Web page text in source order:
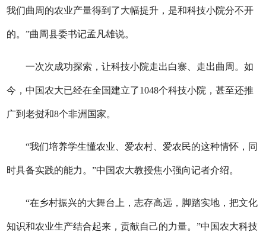
我们曲周的农业产量得到了大幅提升，是和科技小院分不开
的。”曲周县委书记孟凡雄说。
一次次成功探索，让科技小院走出白寨、走出曲周。如
今，中国农大已经在全国建立了1048个科技小院，甚至还推
广到老挝和8个非洲国家。
“我们培养学生懂农业、爱农村、爱农民的这种情怀，同
时具备实践的能力。”中国农大教授焦小强向记者介绍。
“在乡村振兴的大舞台上，志存高远，脚踏实地，把文化
知识和农业生产结合起来，贡献自己的力量。”中国农大科技